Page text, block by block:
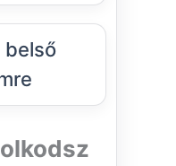
belső